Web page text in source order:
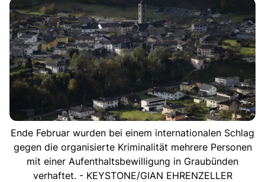
Ende Februar wurden bei einem internationalen Schlag
gegen die organisierte Kriminalität mehrere Personen
mit einer Aufenthaltsbewilligung in Graubünden
verhaftet. - KEYSTONE/GIAN EHRENZELLER